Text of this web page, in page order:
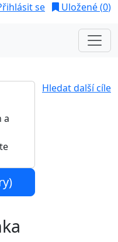
se Uložené (0)
Hledat další cíle
a